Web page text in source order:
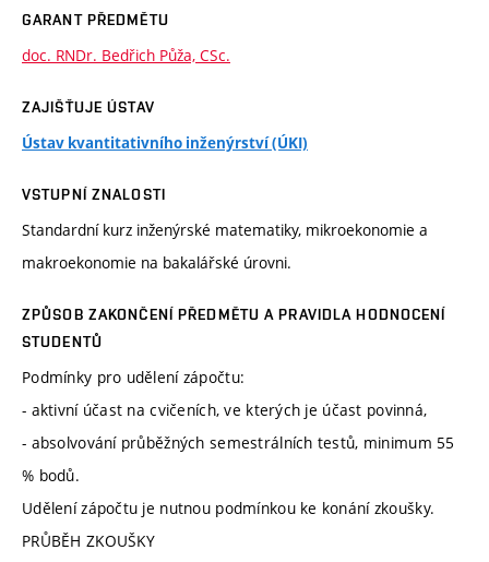
GARANT PŘEDMĚTU
doc. RNDr. Bedřich Půža, CSc.
ZAJIŠŤUJE ÚSTAV
Ústav kvantitativního inženýrství (ÚKI)
VSTUPNÍ ZNALOSTI
Standardní kurz inženýrské matematiky, mikroekonomie a
makroekonomie na bakalářské úrovni.
ZPŮSOB ZAKONČENÍ PŘEDMĚTU A PRAVIDLA HODNOCENÍ
STUDENTŮ
Podmínky pro udělení zápočtu:
- aktivní účast na cvičeních, ve kterých je účast povinná,
- absolvování průběžných semestrálních testů, minimum 55
% bodů.
Udělení zápočtu je nutnou podmínkou ke konání zkoušky.
PRŮBĚH ZKOUŠKY